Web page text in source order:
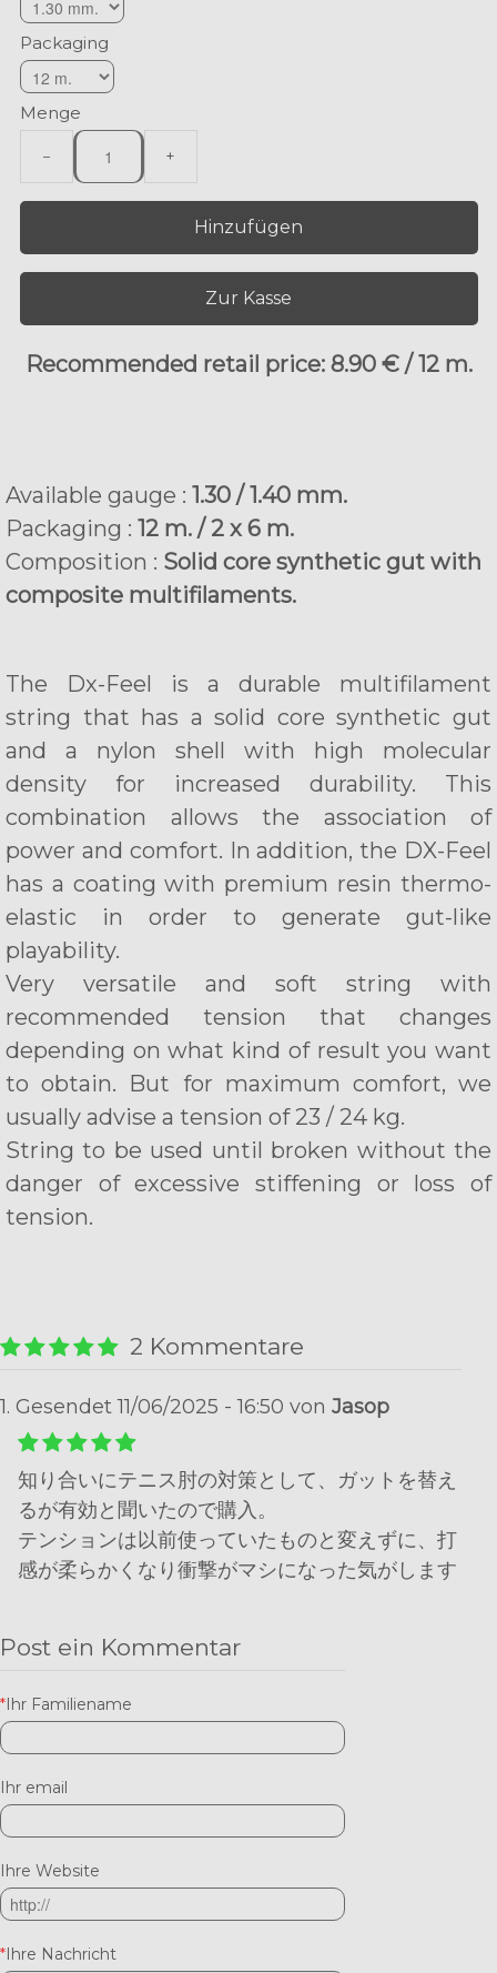
Packaging
Menge
− +
Hinzufügen
Zur Kasse
Recommended retail price: 8.90 € / 12 m.
Available gauge : 1.30 / 1.40 mm.
Packaging : 12 m. / 2 x 6 m.
Composition : Solid core synthetic gut with
composite multifilaments.
The Dx-Feel is a durable multifilament
string that has a solid core synthetic gut
and a nylon shell with high molecular
density for increased durability. This
combination allows the association of
power and comfort. In addition, the DX-Feel
has a coating with premium resin thermo-
elastic in order to generate gut-like
playability.
Very versatile and soft string with
recommended tension that changes
depending on what kind of result you want
to obtain. But for maximum comfort, we
usually advise a tension of 23 / 24 kg.
String to be used until broken without the
danger of excessive stiffening or loss of
tension.
2 Kommentare
1. Gesendet 11/06/2025 - 16:50 von Jasop
知り合いにテニス肘の対策として、ガットを替え
るが有効と聞いたので購入。
テンションは以前使っていたものと変えずに、打
感が柔らかくなり衝撃がマシになった気がします
Post ein Kommentar
*Ihr Familiename
Ihr email
Ihre Website
*Ihre Nachricht